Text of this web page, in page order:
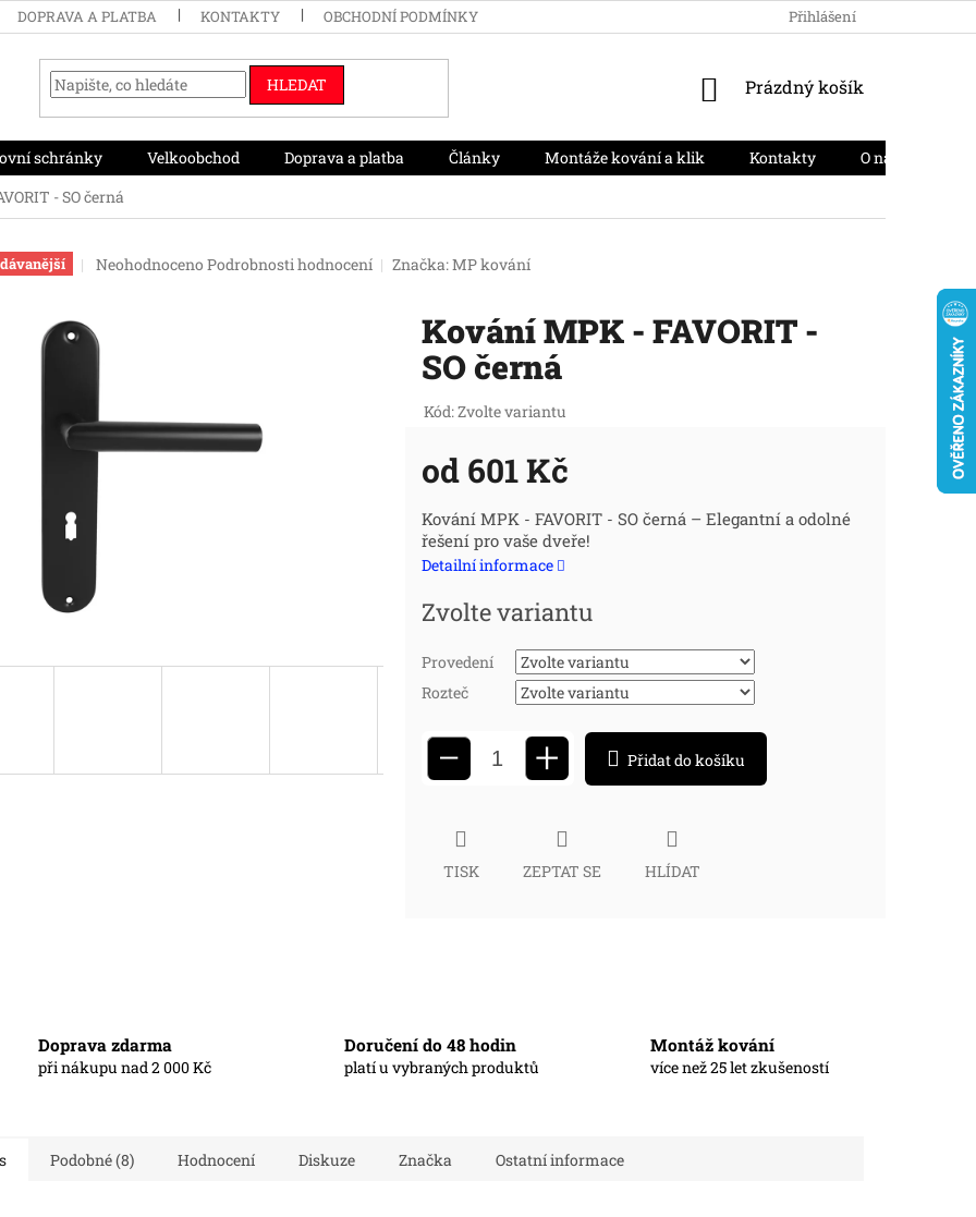
DOPRAVA A PLATBA KONTAKTY OBCHODNÍ PODMÍNKY PODMÍNKY OCHRANY OSOBNÍCH
Přihlášení
HLEDAT
NÁKUPNÍ
Prázdný košík
schránky Velkoobchod Doprava a platba Články Montáže kování a klik Kontakty O nás
- SO černá
Průměrné
0,0
Neohodnoceno Podrobnosti hodnocení Značka:MP kování
Kování MPK - FAVORIT -
SO černá
Kód:Zvolte variantu
od 601 Kč
Měrná
cena:
Kování MPK - FAVORIT - SO černá – Elegantní a odolné
řešení pro vaše dveře!
Detailní informace
Zvolte variantu
Provedení
Rozteč
− + Přidat do košíku
TISK ZEPTAT SE HLÍDAT
Doprava zdarma
při nákupu nad 2 000 Kč
Doručení do 48 hodin
platí u vybraných produktů
Montáž kování
více než 25 let zkušeností
Podobné (8) Hodnocení Diskuze Značka Ostatní informace